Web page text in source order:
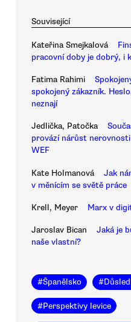
Související
Kateřina Smejkalová
pracovní doby je dobrý, i
Fatima Rahimi
spokojený zákazník.
neznají
Jedlička, Patočka
provází nárůst
WEF
Kate Holmanová
Jak
v měnícím se světě práce
Krell, Meyer Marx v
Jaroslav Bican
Jaká je
naše vlastní?
#Španělsko #
#Perspektivy levice